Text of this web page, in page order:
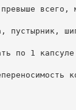
пустырник,
по 1